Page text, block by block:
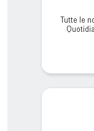
Tutte le